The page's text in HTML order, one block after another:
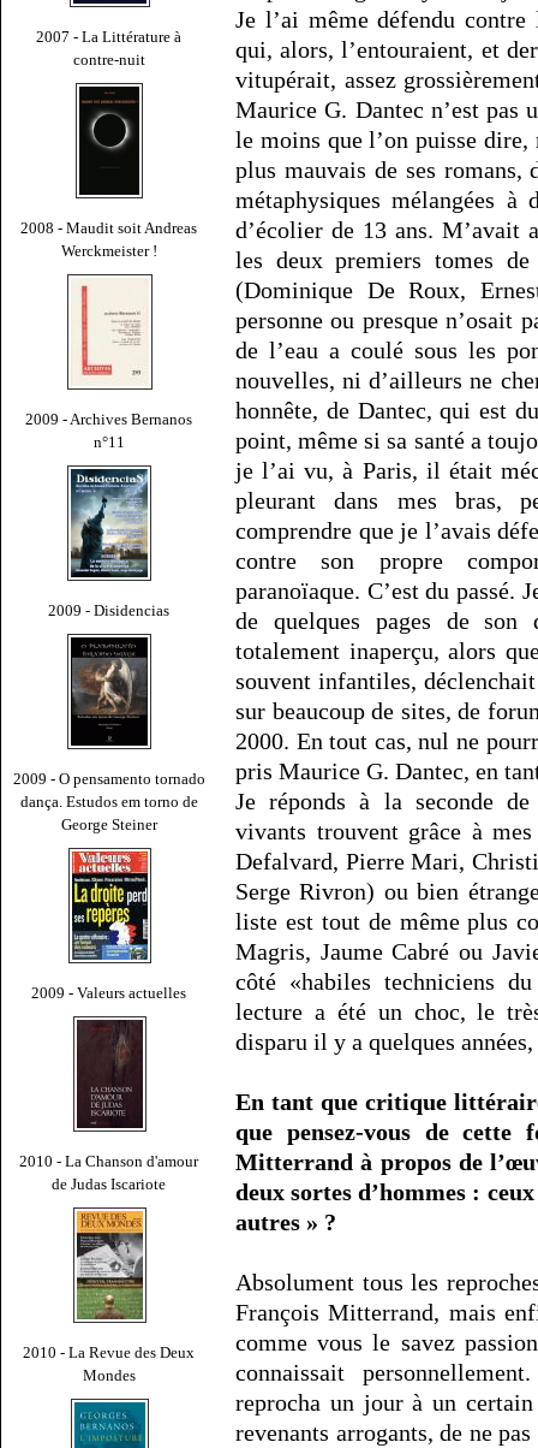
2007 - La Littérature à
contre-nuit
2008 - Maudit soit Andreas
Werckmeister !
2009 - Archives Bernanos
n°11
2009 - Disidencias
2009 - O pensamento tornado
dança. Estudos em torno de
George Steiner
2009 - Valeurs actuelles
2010 - La Chanson d'amour
de Judas Iscariote
2010 - La Revue des Deux
Mondes
Je l’ai même défendu
qui, alors, l’entouraient, et
vitupérait, assez
Maurice G. Dantec n’est pas
le moins que l’on puisse
plus mauvais de ses
métaphysiques mélangées à
d’écolier de 13 ans. M’avait
les deux premiers tomes
(Dominique De Roux,
personne ou presque n’osait
de l’eau a coulé sous les
nouvelles, ni d’ailleurs ne
honnête, de Dantec, qui est
point, même si sa santé a
je l’ai vu, à Paris, il était
pleurant dans mes bras,
comprendre que je l’avais
contre son propre
paranoïaque. C’est du passé.
de quelques pages de
totalement inaperçu, alors
souvent infantiles,
sur beaucoup de sites, de
2000. En tout cas, nul ne
pris Maurice G. Dantec, en
Je réponds à la seconde de
vivants trouvent grâce à
Defalvard, Pierre Mari,
Serge Rivron) ou bien
liste est tout de même plus
Magris, Jaume Cabré ou
côté «habiles techniciens
lecture a été un choc, le
disparu il y a quelques
En tant que critique
que pensez-vous de cette
Mitterrand à propos de
deux sortes d’hommes :
autres » ?
Absolument tous les
François Mitterrand, mais
comme vous le savez
connaissait
reprocha un jour à un
revenants arrogants, de ne